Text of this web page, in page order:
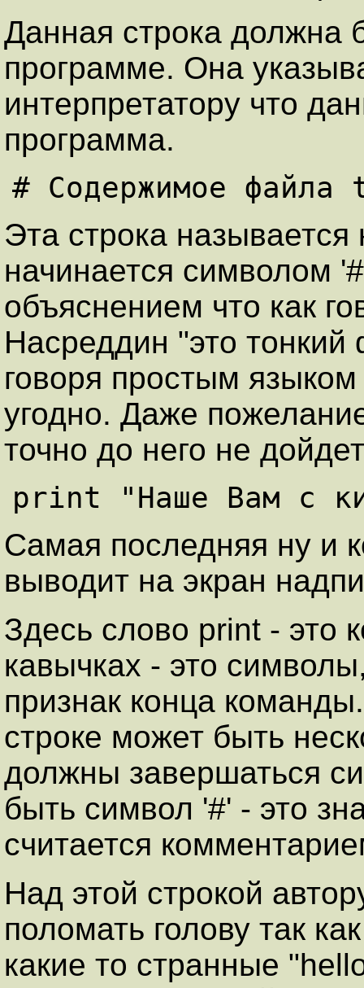
Данная строка должна
программе. Она
интерпретатору что
программа.
Эта строка
начинается символом
объяснением что как
Насреддин "это
говоря простым
угодно. Даже
точно до него не
Самая последняя ну и
выводит на экран
Здесь слово print - это
кавычках - это
признак конца
строке может быть
должны завершаться
быть символ '#' - это
считается
Над этой строкой
поломать голову так
какие то странные